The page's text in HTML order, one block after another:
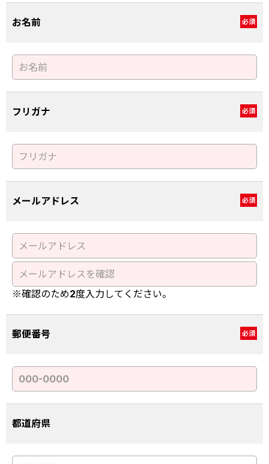
お名前 必須
フリガナ 必須
メールアドレス 必須
※確認のため2度入力してください。
郵便番号 必須
都道府県